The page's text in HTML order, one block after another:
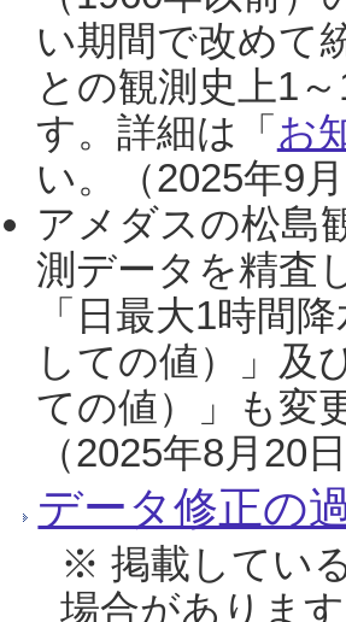
い期間で改めて
との観測史上1
す。詳細は「 お
い。（2025年9月
アメダスの松島
測データを精査
「日最大1時間
しての値）」及
ての値）」も変
（2025年8月20日
データ修正の
※ 掲載してい
場合がありま